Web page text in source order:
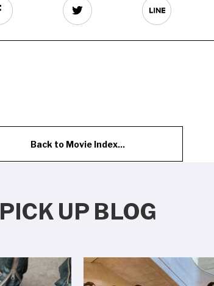
Back to Movie Index...
PICK UP BLOG